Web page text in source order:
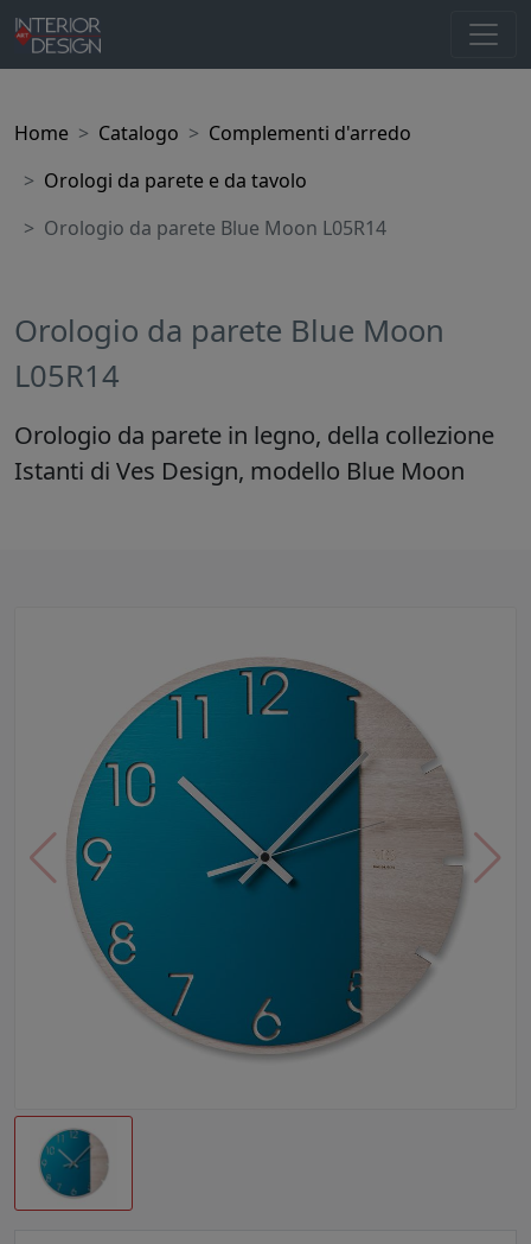
Home Catalogo
Complementi d'arredo
Orologi da parete e da tavolo
Orologio da parete Blue Moon L05R14
Orologio da parete Blue Moon
L05R14
Orologio da parete in legno, della collezione
Istanti di Ves Design, modello Blue Moon